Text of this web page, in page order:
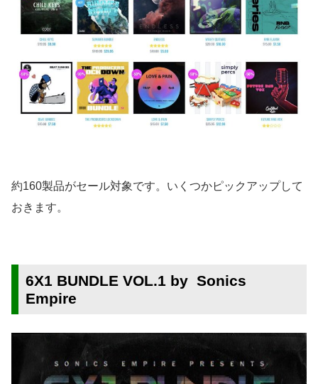
約160製品がセール対象です。いくつかピックアップして
おきます。
6X1 BUNDLE VOL.1 by Sonics
Empire